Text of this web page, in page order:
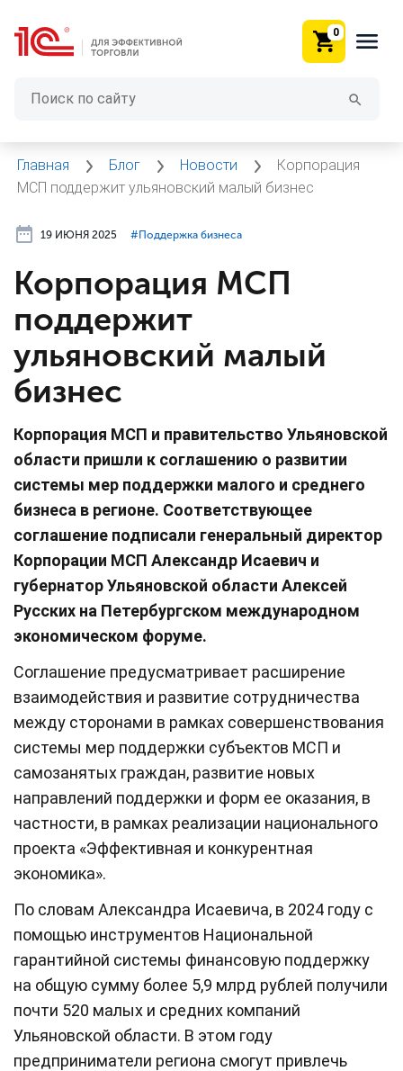
0
Главная Блог Новости
Корпорация
МСП поддержит ульяновский малый бизнес
19 ИЮНЯ 2025 #⁣Поддержка бизнеса
Корпорация МСП
поддержит
ульяновский малый
бизнес
Корпорация МСП и правительство Ульяновской
области пришли к соглашению о развитии
системы мер поддержки малого и среднего
бизнеса в регионе. Соответствующее
соглашение подписали генеральный директор
Корпорации МСП Александр Исаевич и
губернатор Ульяновской области Алексей
Русских на Петербургском международном
экономическом форуме.
Соглашение предусматривает расширение
взаимодействия и развитие сотрудничества
между сторонами в рамках совершенствования
системы мер поддержки субъектов МСП и
самозанятых граждан, развитие новых
направлений поддержки и форм ее оказания, в
частности, в рамках реализации национального
проекта «Эффективная и конкурентная
экономика».
По словам Александра Исаевича, в 2024 году с
помощью инструментов Национальной
гарантийной системы финансовую поддержку
на общую сумму более 5,9 млрд рублей получили
почти 520 малых и средних компаний
Ульяновской области. В этом году
предприниматели региона смогут привлечь